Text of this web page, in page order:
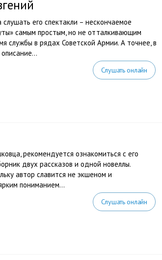
его спектакли – нескончаемое
самым простым, но не отталкивающим
службы в рядах Советской Армии. А точнее, в
Слушать онлайн
рекомендуется ознакомиться с его
двух рассказов и одной новеллы.
автор славится не экшеном и
пониманием...
Слушать онлайн